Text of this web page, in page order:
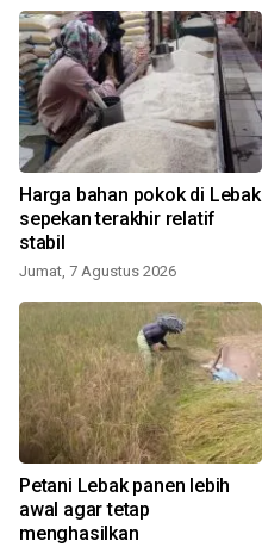
Harga bahan pokok di Lebak
sepekan terakhir relatif
stabil
Jumat, 7 Agustus 2026
Petani Lebak panen lebih
awal agar tetap
menghasilkan